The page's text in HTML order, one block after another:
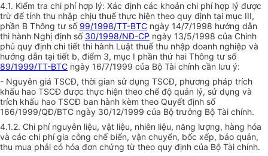
4.1. Kiểm tra chi phí hợp lý: Xác định các khoản chi phí hợp lý được
trừ để tính thu nhập chịu thuế thực hiện theo quy định tại mục III,
phần B Thông tư số 99/1998/TT-BTC ngày 14/7/1998 hướng dẫn
thi hành Nghị định số 30/1998/NĐ-CP ngày 13/5/1998 của Chính
phủ quy định chi tiết thi hành Luật thuế thu nhập doanh nghiệp và
hướng dẫn tại tiết b, điểm 3, mục I phần thứ hai Thông tư số
89/1999/TT-BTC ngày 16/7/1999 của Bộ Tài chính cần lưu ý:
- Nguyên giá TSCĐ, thời gian sử dụng TSCĐ, phương pháp trích
khấu hao TSCĐ được thực hiện theo chế độ quản lý, sử dụng và
trích khấu hao TSCĐ ban hành kèm theo Quyết định số
166/1999/QĐ/BTC ngày 30/12/1999 của Bộ trưởng Bộ Tài chính.
4.1.2. Chi phí nguyên liệu, vật liệu, nhiên liệu, năng lượng, hàng hóa
và các chi phí gia công chế biến, vận chuyển, bốc xếp, bảo quản,
thu mua phải có hóa đơn chứng từ theo quy định của Bộ Tài chính.